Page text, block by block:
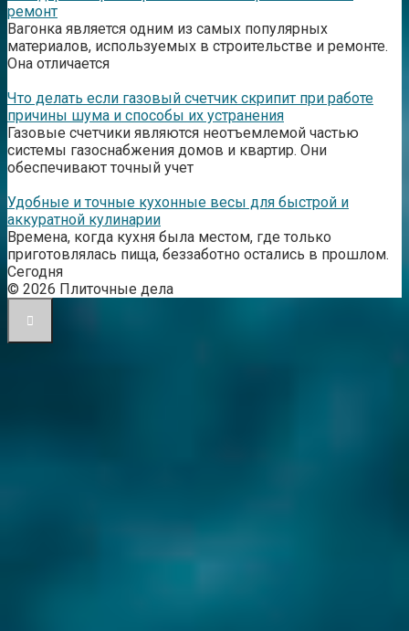
ремонт
Вагонка является одним из самых популярных
материалов, используемых в строительстве и ремонте.
Она отличается
Что делать если газовый счетчик скрипит при работе
причины шума и способы их устранения
Газовые счетчики являются неотъемлемой частью
системы газоснабжения домов и квартир. Они
обеспечивают точный учет
Удобные и точные кухонные весы для быстрой и
аккуратной кулинарии
Времена, когда кухня была местом, где только
приготовлялась пища, беззаботно остались в прошлом.
Сегодня
© 2026 Плиточные дела